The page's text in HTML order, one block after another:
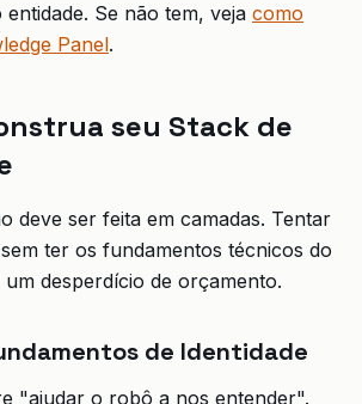
entidade. Se não tem, veja como
Panel.
seu Stack de
deve ser feita em camadas. Tentar
ter os fundamentos técnicos do
desperdício de orçamento.
de Identidade
"ajudar o robô a nos entender".